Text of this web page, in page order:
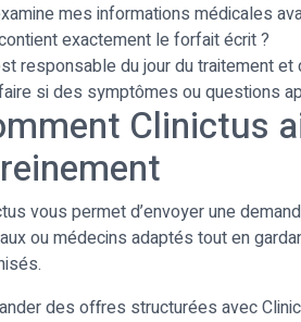
mes informations médicales
exactement le forfait écrit ?
responsable du jour du traitement et
si des symptômes ou questions
Clinictus
vous permet d’envoyer une
ou médecins adaptés tout en
des offres structurées avec